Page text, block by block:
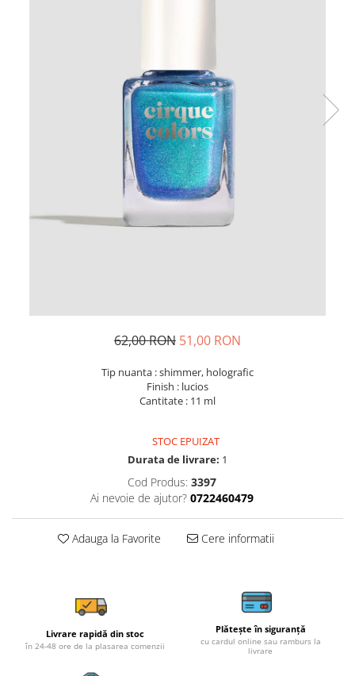
62,00 RON 51,00 RON
Tip nuanta : shimmer, holografic
Finish : lucios
Cantitate : 11 ml
STOC EPUIZAT
Durata de livrare: 1
Cod Produs: 3397
Ai nevoie de ajutor? 0722460479
Adauga la Favorite Cere informatii
Livrare rapidă din stoc
în 24-48 ore de la plasarea comenzii
Plătește în siguranță
cu cardul online sau ramburs la
livrare